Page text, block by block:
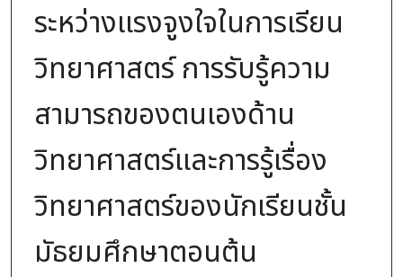
ระหว่างแรงจูงใจในการเรียน
วิทยาศาสตร์ การรับรู้ความ
สามารถของตนเองด้าน
วิทยาศาสตร์และการรู้เรื่อง
วิทยาศาสตร์ของนักเรียนชั้น
มัธยมศึกษาตอนต้น